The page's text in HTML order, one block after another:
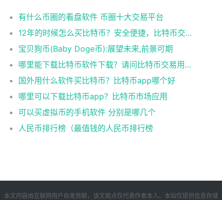
有什么币圈的看盘软件 币圈十大交易平台
12年的时候怎么买比特币？安全便捷，比特币交易首选
宝贝狗币(Baby Doge币):展望未来,前景可期
哪里能下载比特币软件下载？请问比特币交易用什么软件
国外用什么软件买比特币？比特币app哪个好
哪里可以下载比特币app？比特币市场应用
可以买虚拟币的手机软件 分别是哪几个
人民币排行榜（最值钱的人民币排行榜
本文内容由互联网用户自发贡献，该文观点仅代表作者本人。本站仅提供信息存储